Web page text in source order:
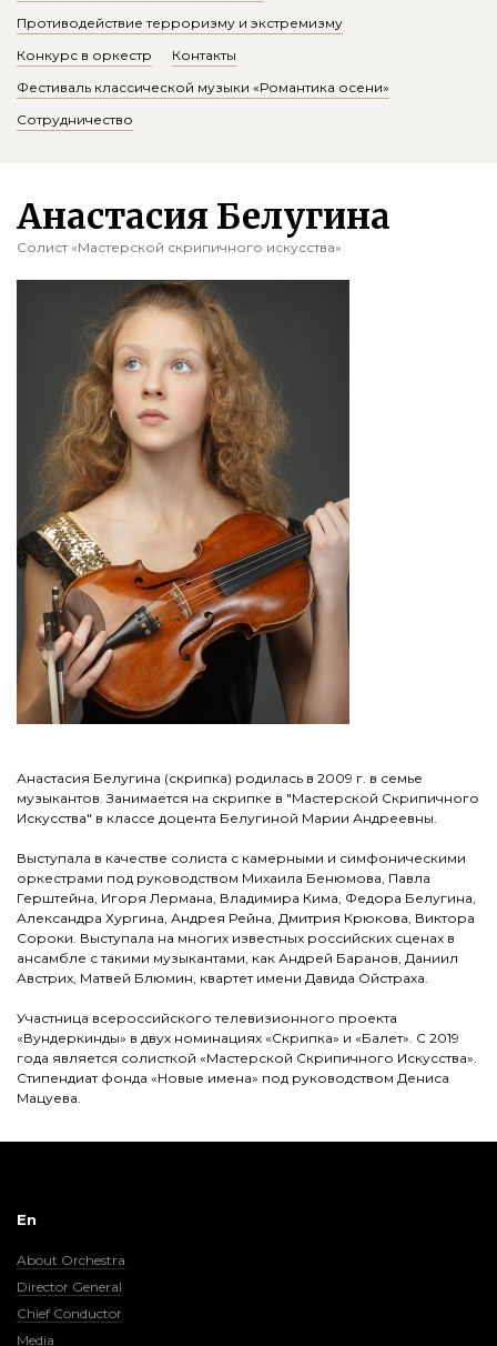
Противодействие терроризму и экстремизму
Конкурс в оркестр
Контакты
Фестиваль классической музыки «Романтика осени»
Сотрудничество
Анастасия Белугина
Солист «Мастерской скрипичного искусства»
Анастасия Белугина (скрипка) родилась в 2009 г. в семье
музыкантов. Занимается на скрипке в "Мастерской Скрипичного
Искусства" в классе доцента Белугиной Марии Андреевны.
Выступала в качестве солиста с камерными и симфоническими
оркестрами под руководством Михаила Бенюмова, Павла
Герштейна, Игоря Лермана, Владимира Кима, Федора Белугина,
Александра Хургина, Андрея Рейна, Дмитрия Крюкова, Виктора
Сороки. Выступала на многих известных российских сценах в
ансамбле с такими музыкантами, как Андрей Баранов, Даниил
Австрих, Матвей Блюмин, квартет имени Давида Ойстраха.
Участница всероссийского телевизионного проекта
«Вундеркинды» в двух номинациях «Скрипка» и «Балет». С 2019
года является солисткой «Мастерской Скрипичного Искусства».
Стипендиат фонда «Новые имена» под руководством Дениса
Мацуева.
En
About Orchestra
Director General
Chief Conductor
Media